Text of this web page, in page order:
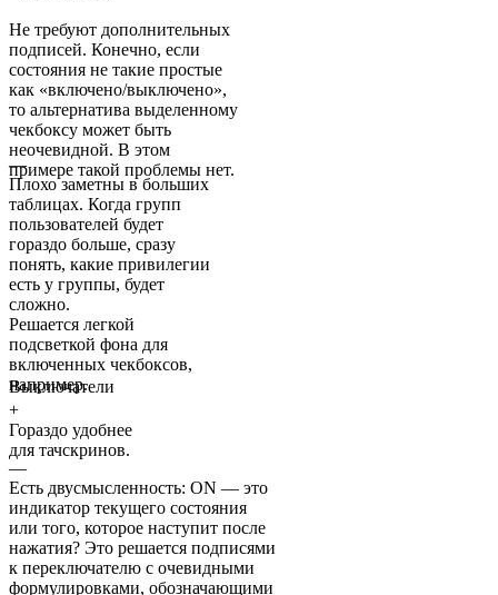
Не требуют дополнительных
подписей. Конечно, если
состояния не такие простые
как «включено/выключено»,
то альтернатива выделенному
чекбоксу может быть
неочевидной. В этом
примере такой проблемы нет.
—
Плохо заметны в больших
таблицах. Когда групп
пользователей будет
гораздо больше, сразу
понять, какие привилегии
есть у группы, будет
сложно.
Решается легкой
подсветкой фона для
включенных чекбоксов,
например.
Выключатели
+
Гораздо удобнее
для тачскринов.
—
Есть двусмысленность: ON — это
индикатор текущего состояния
или того, которое наступит после
нажатия? Это решается подписями
к переключателю с очевидными
формулировками, обозначающими